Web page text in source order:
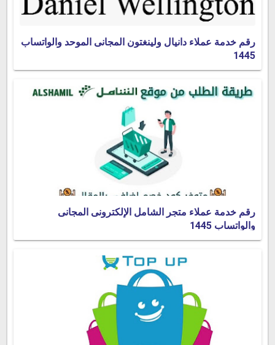
رقم خدمة عملاء دانيال ولينغتون المجانى الموحد والواتساب
1445
رقم خدمة عملاء متجر الشامل الإلكترونى المجانى
والواتساب 1445